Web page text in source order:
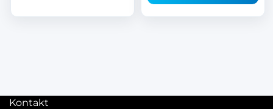
Kontakt